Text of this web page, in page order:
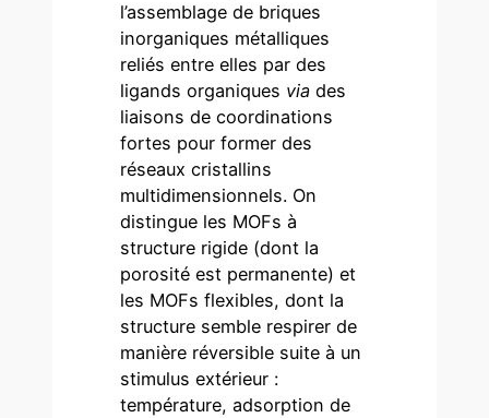
l’assemblage de briques
inorganiques métalliques
reliés entre elles par des
ligands organiques viades
liaisons de coordinations
fortes pour former des
réseaux cristallins
multidimensionnels. On
distingue les MOFs à
structure rigide (dont la
porosité est permanente) et
les MOFs flexibles, dont la
structure semble respirer de
manière réversible suite à un
stimulus extérieur :
température, adsorption de